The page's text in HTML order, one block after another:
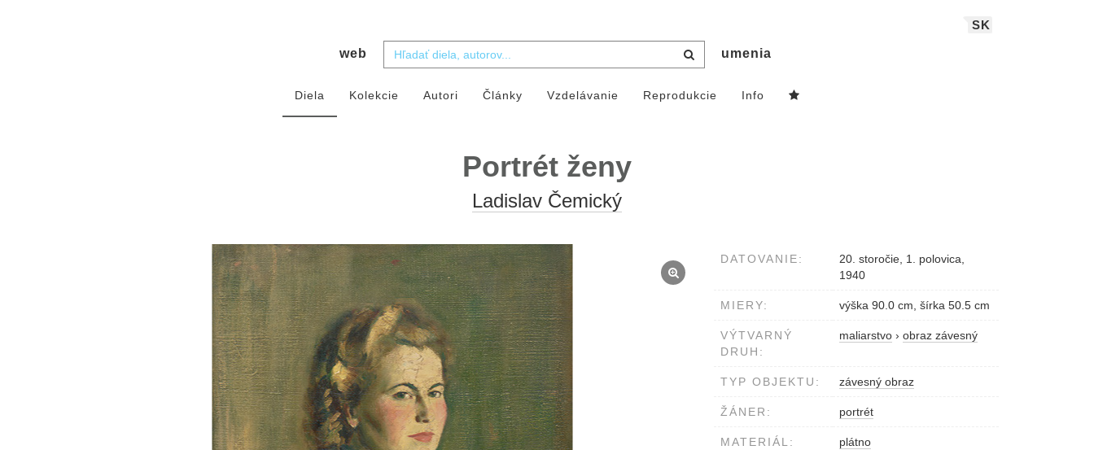
SK
web umenia
Diela Kolekcie Autori Články Vzdelávanie Reprodukcie Info
Portrét ženy
Ladislav Čemický
DATOVANIE:
20. storočie, 1. polovica,
1940
MIERY: výška 90.0 cm, šírka 50.5 cm
VÝTVARNÝ
DRUH:
maliarstvo › obraz závesný
TYP OBJEKTU: závesný obraz
ŽÁNER: portrét
MATERIÁL: plátno